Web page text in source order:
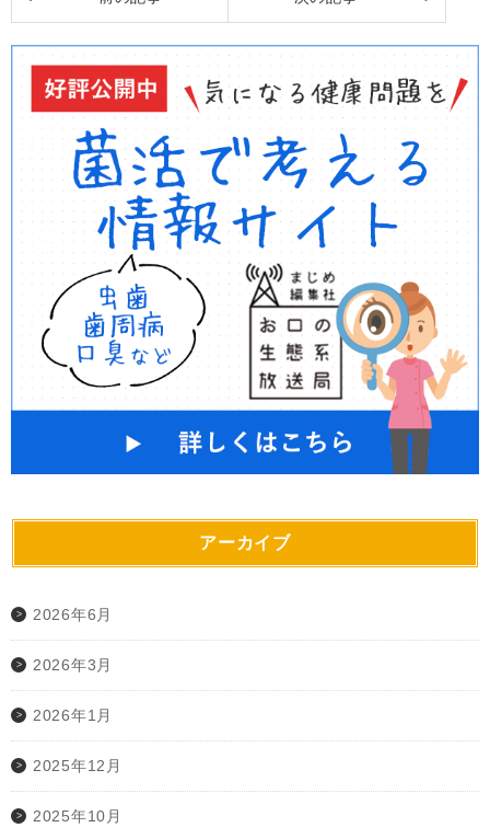
アーカイブ
2026年6月
2026年3月
2026年1月
2025年12月
2025年10月